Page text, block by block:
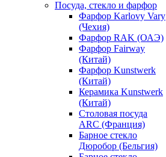
Посуда, стекло и фарфор
Фарфор Karlovy Vary
(Чехия)
Фарфор RAK (ОАЭ)
Фарфор Fairway
(Китай)
Фарфор Kunstwerk
(Китай)
Керамика Kunstwerk
(Китай)
Столовая посуда
ARC (Франция)
Барное стекло
Дюробор (Бельгия)